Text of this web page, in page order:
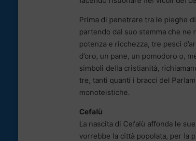
Prima di penetrare tra le pieghe
partendo dal suo stemma che
potenza e ricchezza, tre pesci
d’oro, un pane, un pomodoro o,
simboli della cristianità,
tre, tanti quanti i bracci del
monoteistiche.
Cefalù
La nascita di Cefalù affonda le
vorrebbe la città popolata, per la